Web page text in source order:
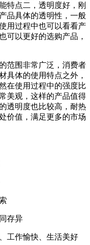
特点二，透明度好，刚
品具体的透明性，一般
用过程中也可以看看产
可以更好的选购产品，
范围非常广泛，消费者
具体的使用特点之外，
在使用过程中的强度比
美观，这样的产品值得
透明度也比较高，耐热
价值，满足更多的市场
存异
工作愉快、生活美好